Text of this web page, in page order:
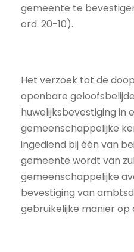
gemeente te
ord. 20-10).
Het verzoek tot de
openbare
huwelijksbevestiging in
gemeenschappelijke
ingediend bij één van
gemeente wordt van
gemeenschappelijke
bevestiging van
gebruikelijke manier op